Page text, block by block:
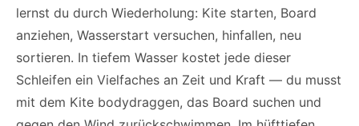
lernst du durch Wiederholung: Kite starten, Board
anziehen, Wasserstart versuchen, hinfallen, neu
sortieren. In tiefem Wasser kostet jede dieser
Schleifen ein Vielfaches an Zeit und Kraft — du musst
mit dem Kite bodydraggen, das Board suchen und